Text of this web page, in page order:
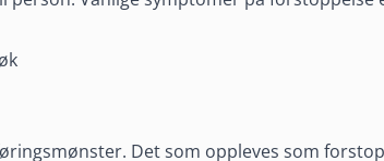
Det som oppleves som